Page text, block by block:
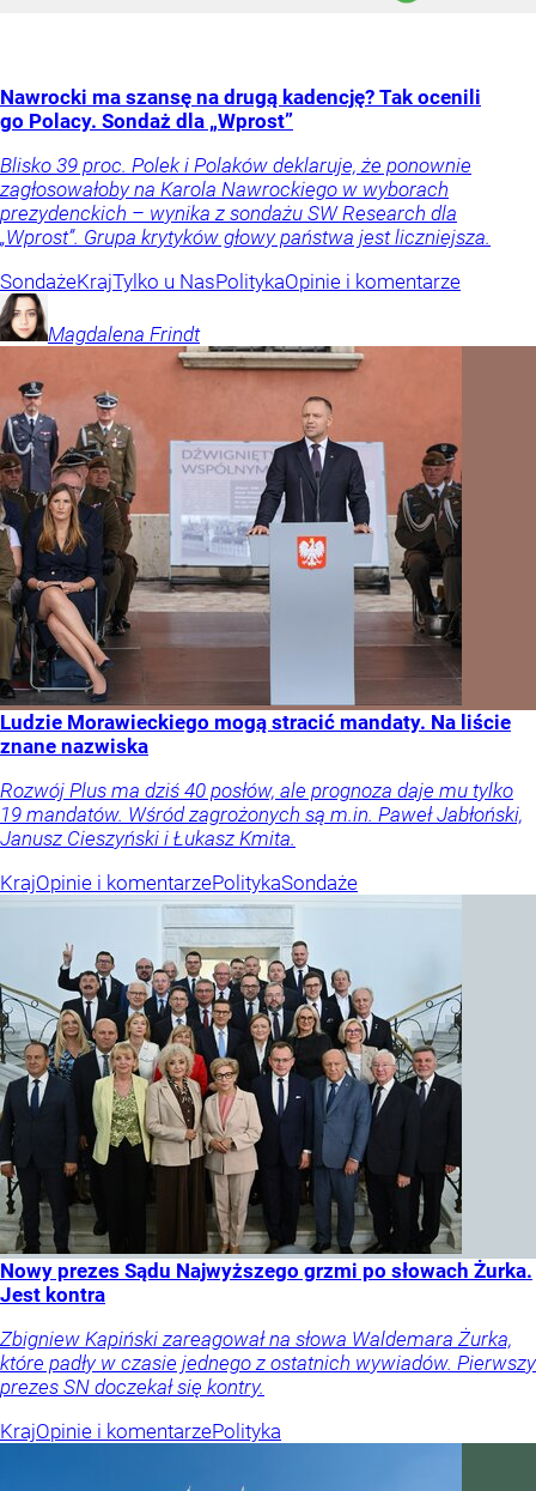
Nawrocki ma szansę na drugą kadencję? Tak ocenili
go Polacy. Sondaż dla „Wprost”
Blisko 39 proc. Polek i Polaków deklaruje, że ponownie
zagłosowałoby na Karola Nawrockiego w wyborach
prezydenckich – wynika z sondażu SW Research dla
„Wprost”. Grupa krytyków głowy państwa jest liczniejsza.
SondażeKrajTylko u NasPolitykaOpinie i komentarze
Magdalena Frindt
Ludzie Morawieckiego mogą stracić mandaty. Na liście
znane nazwiska
Rozwój Plus ma dziś 40 posłów, ale prognoza daje mu tylko
19 mandatów. Wśród zagrożonych są m.in. Paweł Jabłoński,
Janusz Cieszyński i Łukasz Kmita.
KrajOpinie i komentarzePolitykaSondaże
Nowy prezes Sądu Najwyższego grzmi po słowach Żurka.
Jest kontra
Zbigniew Kapiński zareagował na słowa Waldemara Żurka,
które padły w czasie jednego z ostatnich wywiadów. Pierwszy
prezes SN doczekał się kontry.
KrajOpinie i komentarzePolityka